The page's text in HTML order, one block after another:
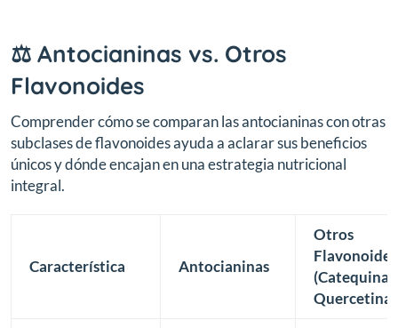
⚖️ Antocianinas vs. Otros
Flavonoides
Comprender cómo se comparan las antocianinas con otras
subclases de flavonoides ayuda a aclarar sus beneficios
únicos y dónde encajan en una estrategia nutricional
integral.
Característica Antocianinas
Otros
Flavonoides
(Catequinas,
Quercetina)